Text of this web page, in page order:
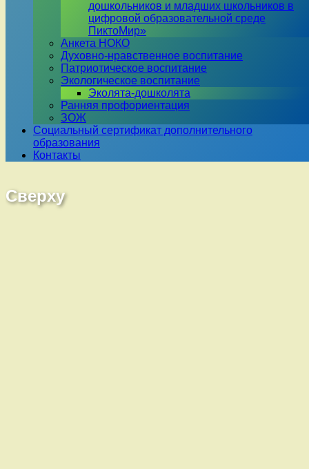
дошкольников и младших школьников в
цифровой образовательной среде
ПиктоМир»
Анкета НОКО
Духовно-нравственное воспитание
Патриотическое воспитание
Экологическое воспитание
Эколята-дошколята
Ранняя профориентация
ЗОЖ
Социальный сертификат дополнительного
образования
Контакты
Сверху